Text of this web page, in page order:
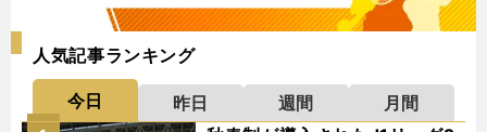
人気記事ランキング
今日 昨日 週間
月間